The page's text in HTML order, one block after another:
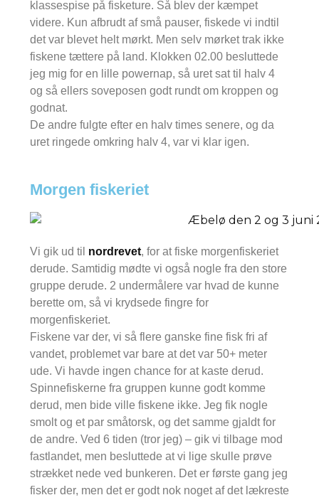
klassespise på fisketure. Så blev der kæmpet
videre. Kun afbrudt af små pauser, fiskede vi indtil
det var blevet helt mørkt. Men selv mørket trak ikke
fiskene tættere på land. Klokken 02.00 besluttede
jeg mig for en lille powernap, så uret sat til halv 4
og så ellers soveposen godt rundt om kroppen og
godnat.
De andre fulgte efter en halv times senere, og da
uret ringede omkring halv 4, var vi klar igen.
Morgen fiskeriet
Vi gik ud til nordrevet, for at fiske morgenfiskeriet
derude. Samtidig mødte vi også nogle fra den store
gruppe derude. 2 undermålere var hvad de kunne
berette om, så vi krydsede fingre for
morgenfiskeriet.
Fiskene var der, vi så flere ganske fine fisk fri af
vandet, problemet var bare at det var 50+ meter
ude. Vi havde ingen chance for at kaste derud.
Spinnefiskerne fra gruppen kunne godt komme
derud, men bide ville fiskene ikke. Jeg fik nogle
smolt og et par småtorsk, og det samme gjaldt for
de andre. Ved 6 tiden (tror jeg) – gik vi tilbage mod
fastlandet, men besluttede at vi lige skulle prøve
strækket nede ved bunkeren. Det er første gang jeg
fisker der, men det er godt nok noget af det lækreste